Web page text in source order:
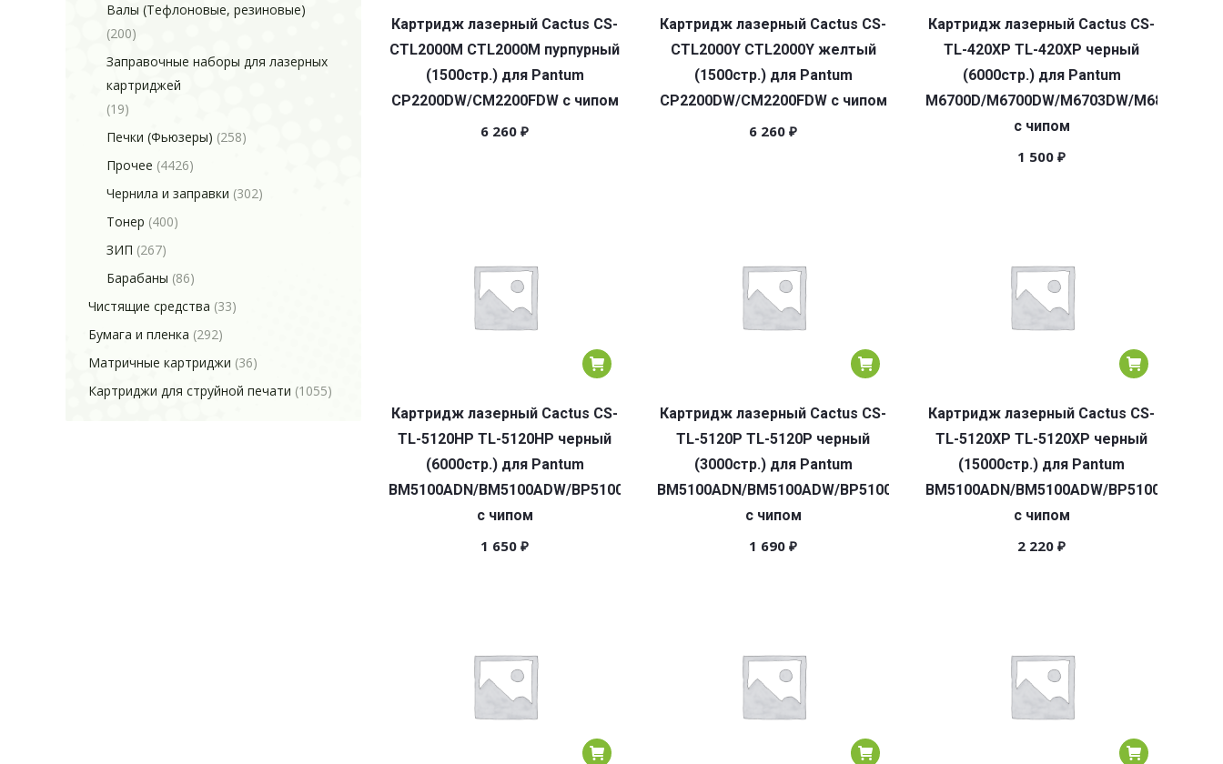
Картридж лазерный Cactus CS-
CTL2000M CTL2000M пурпурный
(1500стр.) для Pantum
CP2200DW/CM2200FDW с чипом
6 260 ₽
Картридж лазерный Cactus CS-
CTL2000Y CTL2000Y желтый
(1500стр.) для Pantum
CP2200DW/CM2200FDW с чипом
6 260 ₽
Картридж лазерный Cactus CS-
TL-420XP TL-420XP черный
(6000стр.) для Pantum
M6700D/M6700DW/M6703DW/
с чипом
1 500 ₽
Картридж лазерный Cactus CS-
TL-5120HP TL-5120HP черный
(6000стр.) для Pantum
BM5100ADN/BM5100ADW/BP5100DN/BP5100DW
с чипом
1 650 ₽
Картридж лазерный Cactus CS-
TL-5120P TL-5120P черный
(3000стр.) для Pantum
BM5100ADN/BM5100ADW/BP5100DN/BP5100DW
с чипом
1 690 ₽
Картридж лазерный Cactus CS-
TL-5120XP TL-5120XP черный
(15000стр.) для Pantum
BM5100ADN/BM5100ADW/BP5100DN/
с чипом
2 220 ₽
Валы (Тефлоновые, резиновые)
(200)
Заправочные наборы для лазерных
картриджей
(19)
Печки (Фьюзеры) (258)
Прочее (4426)
Чернила и заправки (302)
Тонер (400)
ЗИП (267)
Барабаны (86)
Чистящие средства (33)
Бумага и пленка (292)
Матричные картриджи (36)
Картриджи для струйной печати (1055)